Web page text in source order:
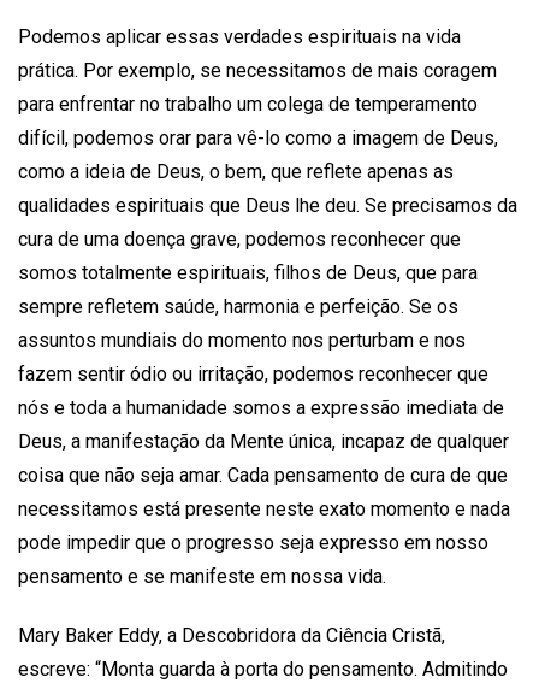
Podemos aplicar essas verdades espirituais na vida
prática. Por exemplo, se necessitamos de mais coragem
para enfrentar no trabalho um colega de temperamento
difícil, podemos orar para vê-lo como a imagem de Deus,
como a ideia de Deus, o bem, que reflete apenas as
qualidades espirituais que Deus lhe deu. Se precisamos da
cura de uma doença grave, podemos reconhecer que
somos totalmente espirituais, filhos de Deus, que para
sempre refletem saúde, harmonia e perfeição. Se os
assuntos mundiais do momento nos perturbam e nos
fazem sentir ódio ou irritação, podemos reconhecer que
nós e toda a humanidade somos a expressão imediata de
Deus, a manifestação da Mente única, incapaz de qualquer
coisa que não seja amar. Cada pensamento de cura de que
necessitamos está presente neste exato momento e nada
pode impedir que o progresso seja expresso em nosso
pensamento e se manifeste em nossa vida.
Mary Baker Eddy, a Descobridora da Ciência Cristã,
escreve: “Monta guarda à porta do pensamento. Admitindo